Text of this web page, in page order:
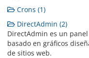
Crons (1)
DirectAdmin (2)
DirectAdmin es un
basado en gráficos
de sitios web.